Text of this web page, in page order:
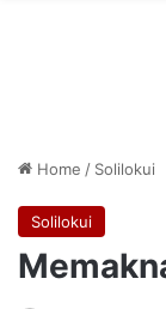
Home / Solilokui
Solilokui